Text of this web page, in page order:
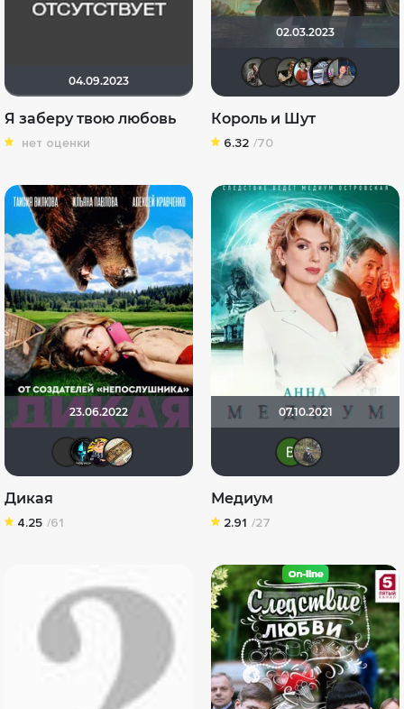
04.09.2023
Я заберу твою любовь
нет оценки
02.03.2023
An.Gor.An
Король и Шут
6.32 /70
23.06.2022
Дикая
4.25 /61
07.10.2021
Медиум
2.91 /27